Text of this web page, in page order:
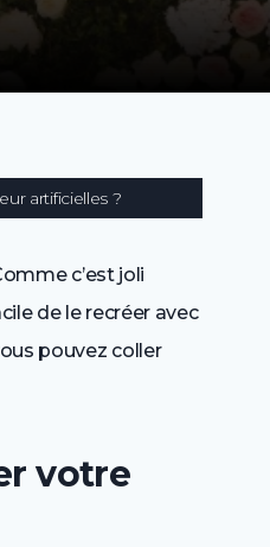
artificielles ?
c’est joli
de le recréer avec
pouvez coller
votre